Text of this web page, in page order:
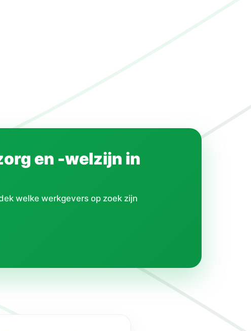
en -welzijn in
welke werkgevers op zoek zijn